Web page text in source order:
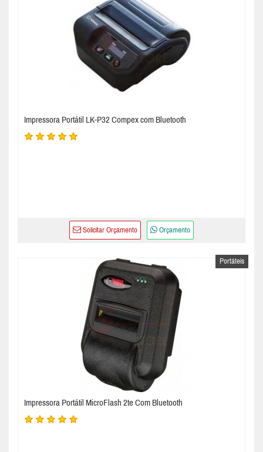
Impressora Portátil LK-P32 Compex com Bluetooth
Solicitar Orçamento Orçamento
Portáteis
Impressora Portátil MicroFlash 2te Com Bluetooth